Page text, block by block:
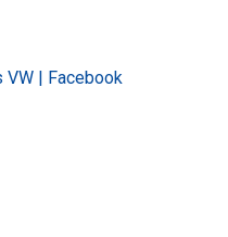
VW | Facebook